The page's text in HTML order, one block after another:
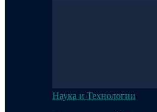
Наука и Технологии